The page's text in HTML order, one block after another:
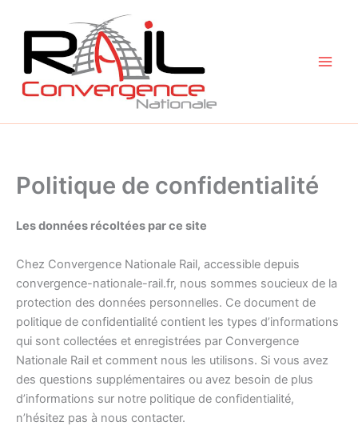
contenu
Politique de confidentialité
Les données récoltées par ce site
Chez Convergence Nationale Rail, accessible depuis
convergence-nationale-rail.fr, nous sommes soucieux de la
protection des données personnelles. Ce document de
politique de confidentialité contient les types d’informations
qui sont collectées et enregistrées par Convergence
Nationale Rail et comment nous les utilisons. Si vous avez
des questions supplémentaires ou avez besoin de plus
d’informations sur notre politique de confidentialité,
n’hésitez pas à nous contacter.